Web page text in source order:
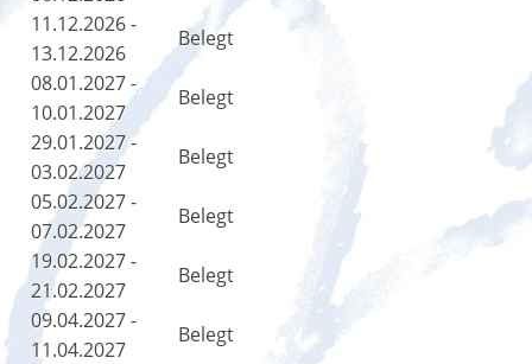
11.12.2026 -
13.12.2026
Belegt
08.01.2027 -
10.01.2027
Belegt
29.01.2027 -
03.02.2027
Belegt
05.02.2027 -
07.02.2027
Belegt
19.02.2027 -
21.02.2027
Belegt
09.04.2027 -
11.04.2027
Belegt